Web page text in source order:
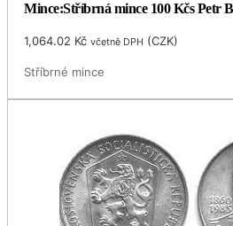
Mince:Stříbrná mince 100 Kčs Petr
1,064.02 Kč včetně DPH (CZK)
Stříbrné mince